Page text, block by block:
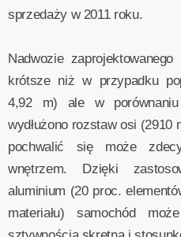
sprzedaży w 2011 roku.
Nadwozie
krótsze niż w przypadku
4,92 m) ale w
wydłużono rozstaw osi
pochwalić się może
wnętrzem. Dzięki
aluminium (20 proc.
materiału) samochód